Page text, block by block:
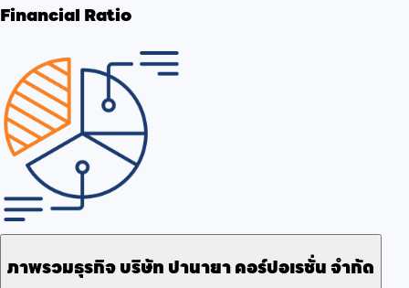
Financial Ratio
ภาพรวมธุรกิจบริษัท ปานายา คอร์ปอเรชั่น จำกัด